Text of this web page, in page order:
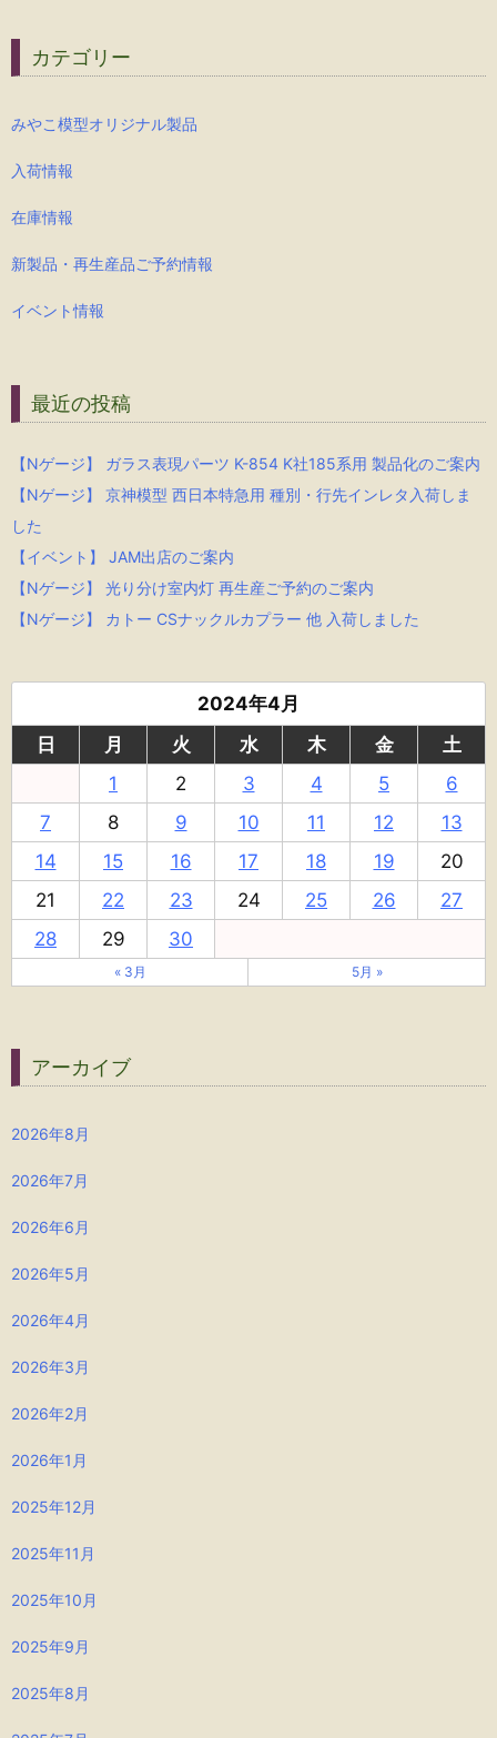
カテゴリー
みやこ模型オリジナル製品
入荷情報
在庫情報
新製品・再生産品ご予約情報
イベント情報
最近の投稿
【Nゲージ】 ガラス表現パーツ K-854 K社185系用 製品化のご案内
【Nゲージ】 京神模型 西日本特急用 種別・行先インレタ入荷しま
した
【イベント】 JAM出店のご案内
【Nゲージ】 光り分け室内灯 再生産ご予約のご案内
【Nゲージ】 カトー CSナックルカプラー 他 入荷しました
2024年4月
日
月 火 水 木 金
土
1
2 3 4 5
6
7
8 9 10 11 12
13
14
15 16 17 18 19
20
21
22 23 24 25 26
27
28
29 30
« 3月 5月 »
アーカイブ
2026年8月
2026年7月
2026年6月
2026年5月
2026年4月
2026年3月
2026年2月
2026年1月
2025年12月
2025年11月
2025年10月
2025年9月
2025年8月